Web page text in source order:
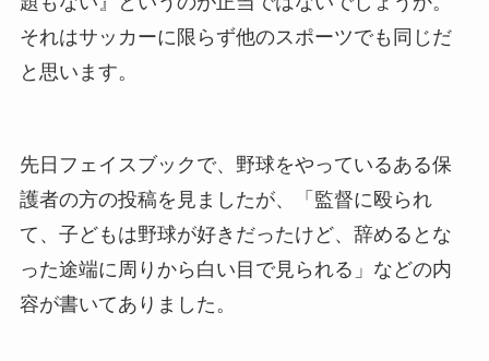
それはサッカーに限らず他のスポーツでも同じだ
と思います。
先日フェイスブックで、野球をやっているある保
護者の方の投稿を見ましたが、「監督に殴られ
て、子どもは野球が好きだったけど、辞めるとな
った途端に周りから白い目で見られる」などの内
容が書いてありました。